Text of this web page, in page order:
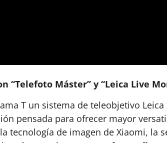
“Telefoto Máster” y “Leica Live
T un sistema de teleobjetivo
pensada para ofrecer mayor
tecnología de imagen de Xiaomi, la